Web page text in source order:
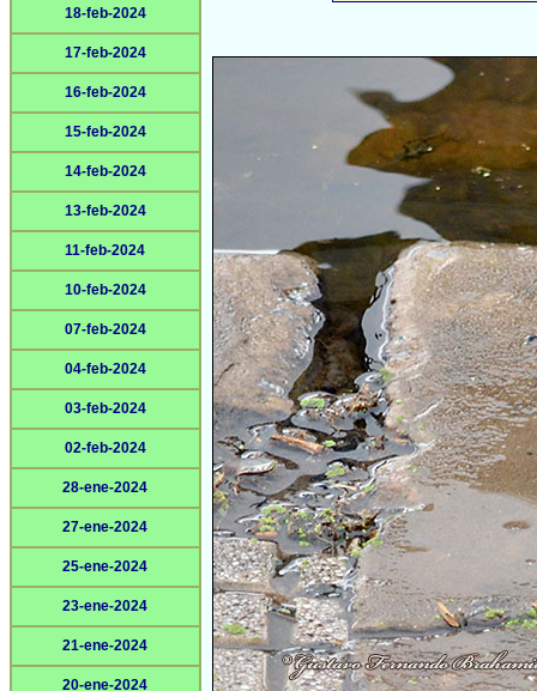
18-feb-2024
17-feb-2024
16-feb-2024
15-feb-2024
14-feb-2024
13-feb-2024
11-feb-2024
10-feb-2024
07-feb-2024
04-feb-2024
03-feb-2024
02-feb-2024
28-ene-2024
27-ene-2024
25-ene-2024
23-ene-2024
21-ene-2024
20-ene-2024